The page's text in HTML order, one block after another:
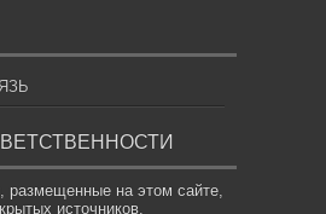
размещенные на этом сайте,
источников,